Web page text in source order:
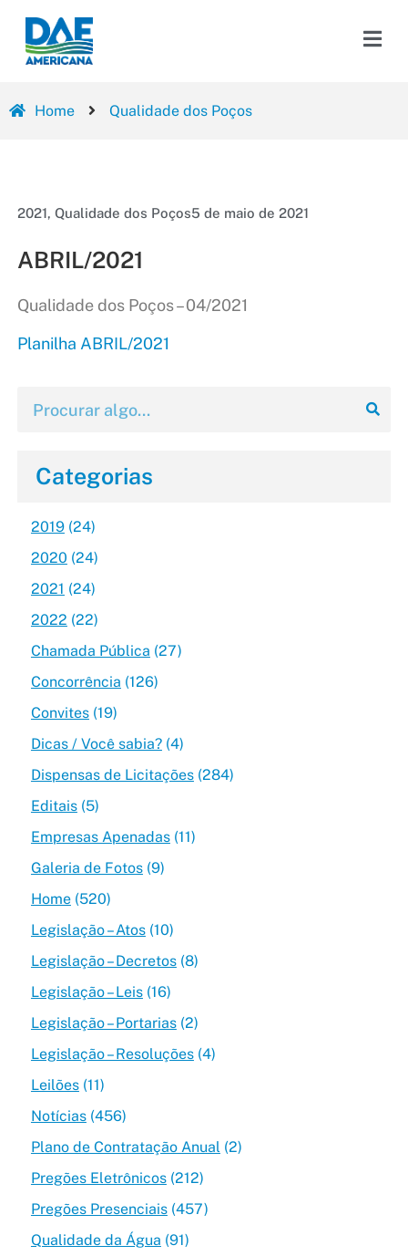
Home Qualidade dos Poços
2021, Qualidade dos Poços5 de maio de 2021
ABRIL/2021
Qualidade dos Poços – 04/2021
Planilha ABRIL/2021
Categorias
2019(24)
2020 (24)
2021 (24)
2022 (22)
Chamada Pública (27)
Concorrência (126)
Convites(19)
Dicas / Você sabia?(4)
Dispensas de Licitações(284)
Editais(5)
Empresas Apenadas(11)
Galeria de Fotos(9)
Home(520)
Legislação – Atos(10)
Legislação – Decretos(8)
Legislação – Leis(16)
Legislação – Portarias(2)
Legislação – Resoluções(4)
Leilões(11)
Notícias(456)
Plano de Contratação Anual (2)
Pregões Eletrônicos(212)
Pregões Presenciais(457)
Qualidade da Água (91)